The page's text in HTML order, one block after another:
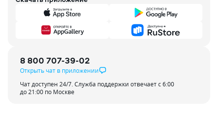
8 800 707-39-02
Открыть чат в приложении
Чат доступен 24/7. Служба поддержки отвечает с 6:00
до 21:00 по Москве